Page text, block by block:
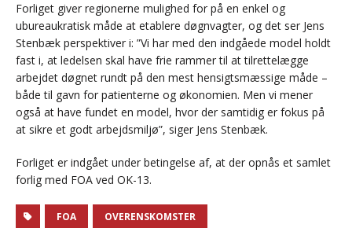
Forliget giver regionerne mulighed for på en enkel og
ubureaukratisk måde at etablere døgnvagter, og det ser Jens
Stenbæk perspektiver i: ”Vi har med den indgåede model holdt
fast i, at ledelsen skal have frie rammer til at tilrettelægge
arbejdet døgnet rundt på den mest hensigtsmæssige måde –
både til gavn for patienterne og økonomien. Men vi mener
også at have fundet en model, hvor der samtidig er fokus på
at sikre et godt arbejdsmiljø”, siger Jens Stenbæk.
Forliget er indgået under betingelse af, at der opnås et samlet
forlig med FOA ved OK-13.
FOA OVERENSKOMSTER